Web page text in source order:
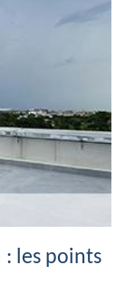
les points